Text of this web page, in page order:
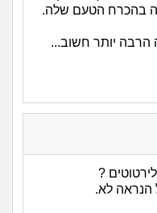
בהכרח הטעם שלה.
הרבה יותר חשוב...
?
הנראה לא.